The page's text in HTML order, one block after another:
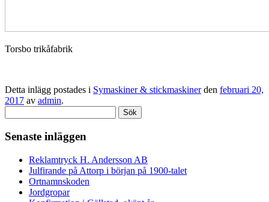
Torsbo trikåfabrik
Detta inlägg postades i Symaskiner & stickmaskinerden februari 20,
2017 av admin.
efter:
Senaste inläggen
Reklamtryck H. Andersson AB
Julfirande på Attorp i början på 1900-talet
Ortnamnskoden
Jordgropar